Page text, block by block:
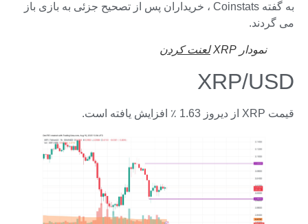
به گفته Coinstats ، خریداران پس از تصحیح جزئی به بازی باز
می گردند.
نمودار XRP لعنت کردن
XRP/USD
قیمت XRP از دیروز 1.63 ٪ افزایش یافته است.